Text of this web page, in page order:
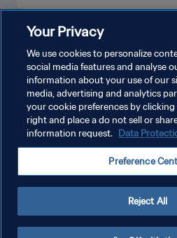
Your Privacy
We use cookies to personalize
social media features and analyse
information about your use of our
media, advertising and analytics
your cookie preferences by
right and place a do not sell or
information request. Data
Preference
Reject All